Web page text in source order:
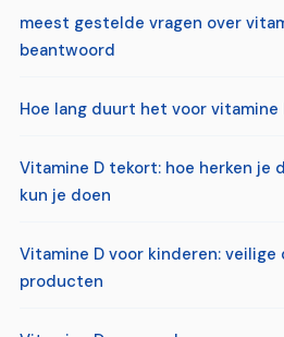
meest gestelde vragen over
beantwoord
Hoe lang duurt het voor
Vitamine D tekort: hoe herken je
kun je doen
Vitamine D voor kinderen:
producten